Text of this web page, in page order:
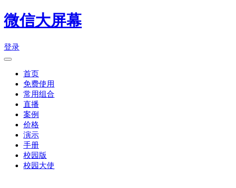
微信大屏幕
登录
首页
免费使用
常用组合
直播
案例
价格
演示
手册
校园版
校园大使